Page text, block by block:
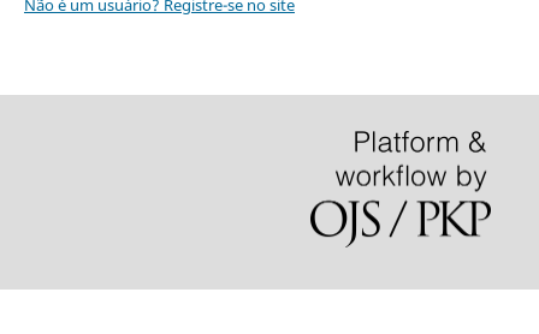
Não é um usuário? Registre-se no site